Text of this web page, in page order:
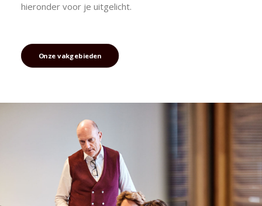
hieronder voor je uitgelicht.
Onze vakgebieden